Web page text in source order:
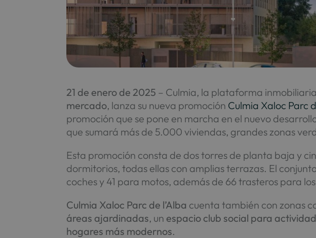
21 de enero de 2025 – Culmia, la plataforma
mercado, lanza su nueva promoción Culmia Xaloc Parc
promoción que se pone en marcha en el nuevo
que sumará más de 5.000 viviendas, grandes zonas
Esta promoción consta de dos torres de planta baja y
dormitorios, todas ellas con amplias terrazas. El
coches y 41 para motos, además de 66 trasteros para
Culmia Xaloc Parc de l’Alba cuenta también con zonas
áreas ajardinadas, un espacio club social para
hogares más modernos.